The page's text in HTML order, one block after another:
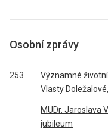
Osobní zprávy
253
Významné
Vlasty Doležalové,
MUDr. Jaroslava
jubileum